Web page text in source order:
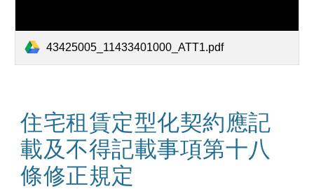
43425005_11433401000_ATT1.pdf
住宅租賃定型化契約應記
載及不得記載事項第十八
條修正規定